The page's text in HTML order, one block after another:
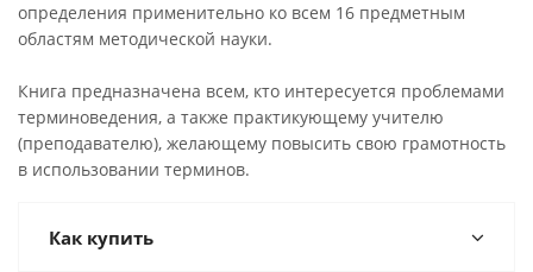
определения применительно ко всем 16 предметным
областям методической науки.
Книга предназначена всем, кто интересуется проблемами
терминоведения, а также практикующему учителю
(преподавателю), желающему повысить свою грамотность
в использовании терминов.
Как купить